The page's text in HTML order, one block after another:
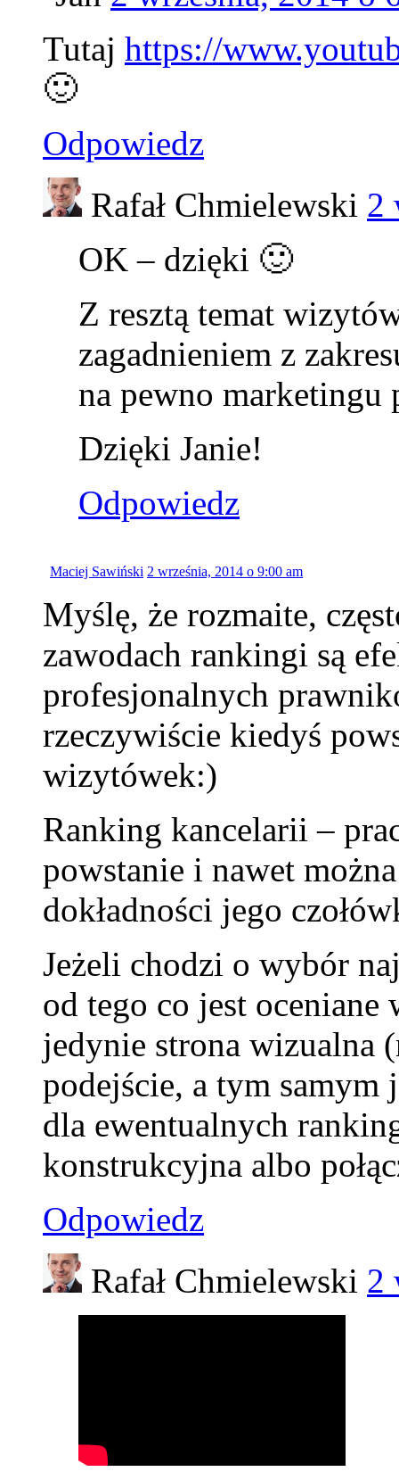
Tutaj https://
🙂
Odpowiedz
Rafał Chmielewski 2
OK – dzięki 🙂
Z resztą temat
zagadnieniem z
na pewno
Dzięki Janie!
Odpowiedz
Maciej Sawiński 2 września, 2014 o 9:00 am
Myślę, że rozmaite,
zawodach rankingi są
profesjonalnych
rzeczywiście kiedyś
wizytówek:)
Ranking kancelarii –
powstanie i nawet
dokładności jego
Jeżeli chodzi o wybór
od tego co jest
jedynie strona wizualna
podejście, a tym samym
dla ewentualnych
konstrukcyjna albo
Odpowiedz
Rafał Chmielewski 2